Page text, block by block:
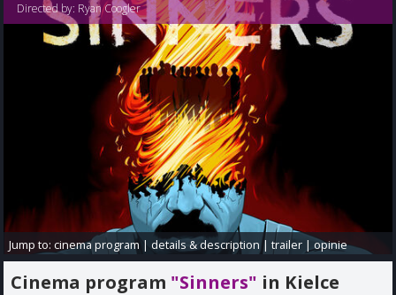
Directed by: Ryan Coogler
Jump to:cinema program |details & description|trailer |opinie
Cinema program "Sinners" in Kielce